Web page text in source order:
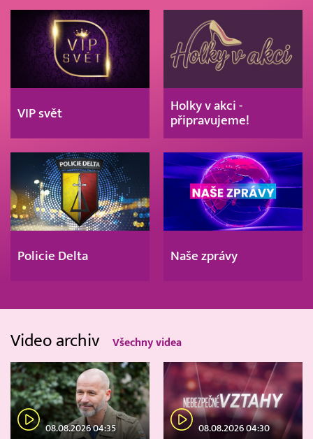
VIP svět
Holky v akci -
připravujeme!
Policie Delta Naše zprávy
Video archiv Všechny videa
08.08.2026 04:35 08.08.2026 04:30